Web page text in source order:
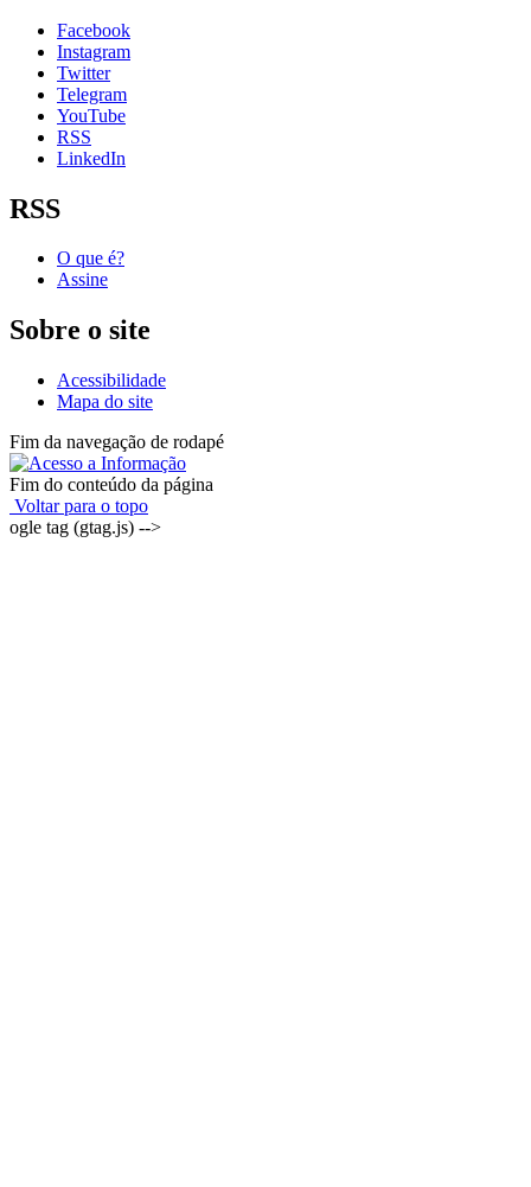
Facebook
Instagram
Twitter
Telegram
YouTube
RSS
LinkedIn
RSS
O que é?
Assine
Sobre o site
Acessibilidade
Mapa do site
Fim da navegação de rodapé
Fim do conteúdo da página
Voltar para o topo
ogle tag (gtag.js) -->